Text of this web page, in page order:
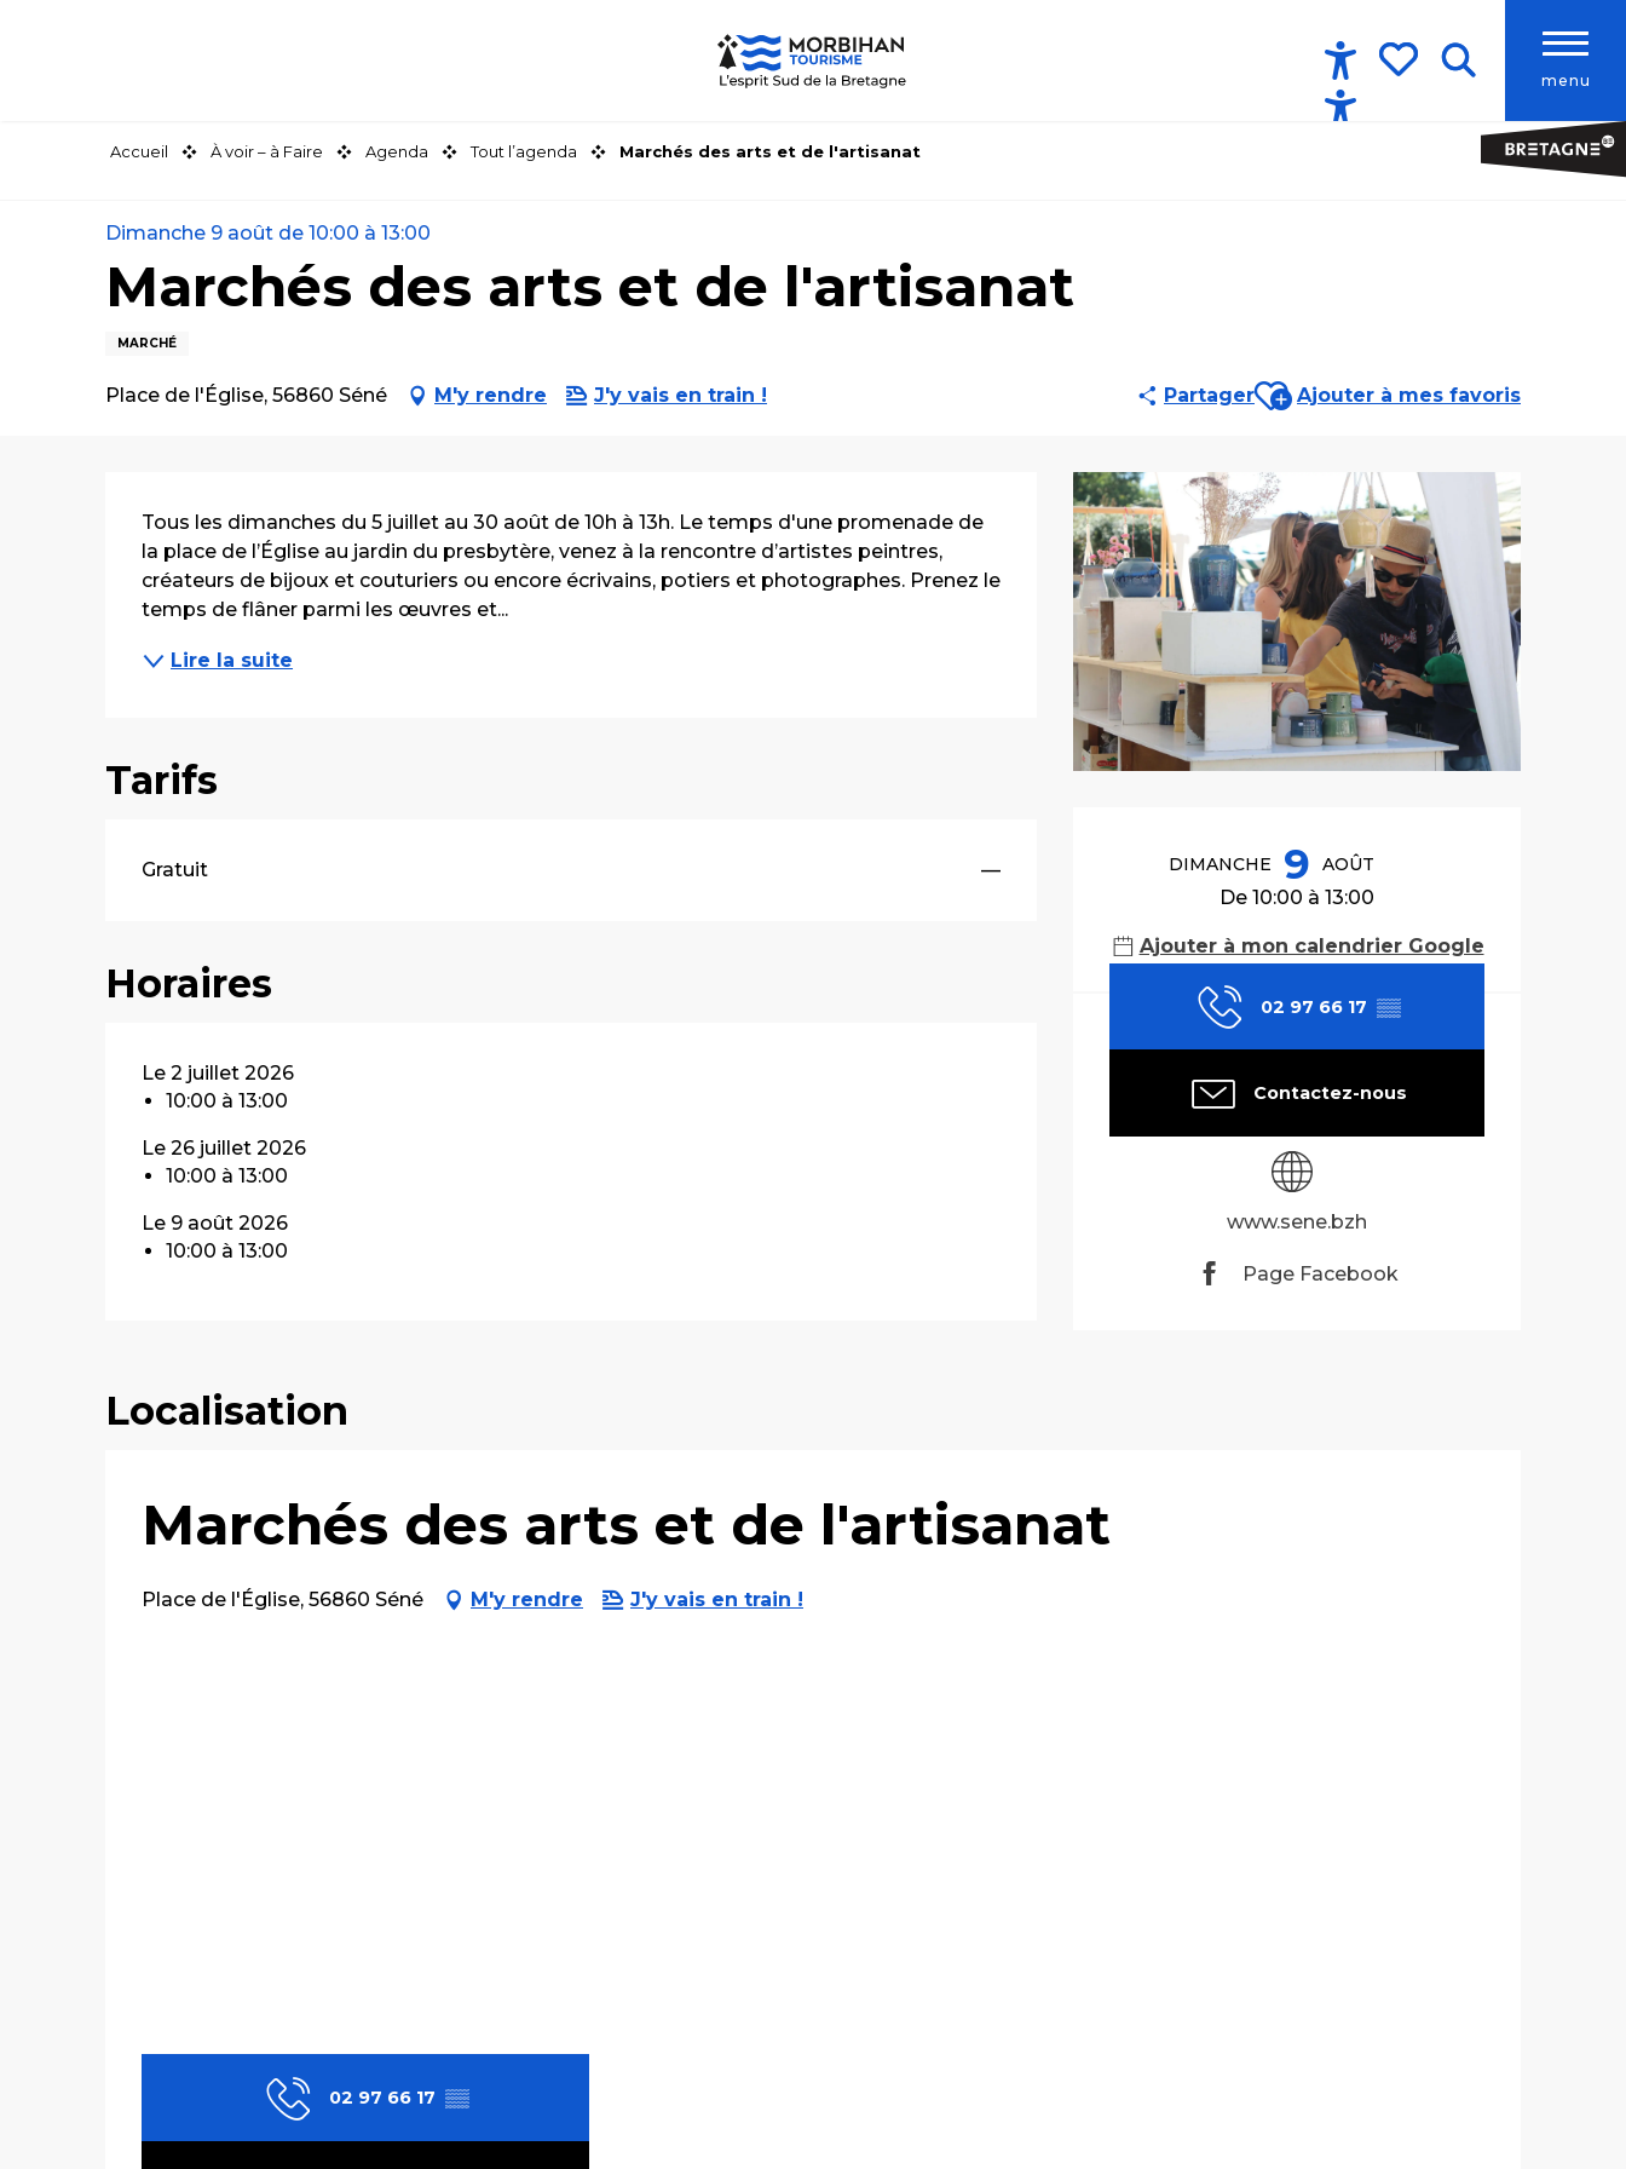
menu
Accessibilité
Accueil À voir – à Faire Agenda Tout l’agenda Marchés des arts et de l'artisanat
Dimanche 9 août de 10:00 à 13:00
Marchés des arts et de l'artisanat
MARCHÉ
Place de l'Église, 56860 Séné M'y rendre J'y vais en train ! PartagerAjouter aux favoris
Ajouter à mes favoris
Ouverture et
DIMANCHE 9 AOÛT
De 10:00 à 13:00
Ajouter à mon calendrier Google
02 97 66 17 ▒▒
Contactez-nous
www.sene.bzh
Page Facebook
Description
Tous les dimanches du 5 juillet au 30 août de 10h à 13h. Le temps d'une promenade de
la place de l’Église au jardin du presbytère, venez à la rencontre d’artistes peintres,
créateurs de bijoux et couturiers ou encore écrivains, potiers et photographes. Prenez le
temps de flâner parmi les œuvres et...
Lire la suite
Tarifs
Gratuit —
Horaires
Le 2 juillet 2026
10:00 à 13:00
Le 26 juillet 2026
10:00 à 13:00
Le 9 août 2026
10:00 à 13:00
Localisation
Marchés des arts et de l'artisanat
Place de l'Église, 56860 Séné M'y rendre J'y vais en train !
02 97 66 17 ▒▒